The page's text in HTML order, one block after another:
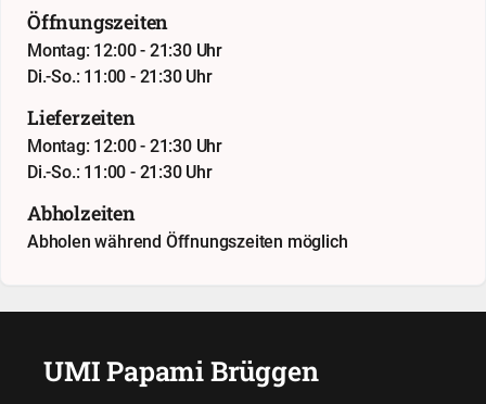
Öffnungszeiten
Montag: 12:00 - 21:30 Uhr
Di.-So.: 11:00 - 21:30 Uhr
Lieferzeiten
Montag: 12:00 - 21:30 Uhr
Di.-So.: 11:00 - 21:30 Uhr
Abholzeiten
Abholen während Öffnungszeiten möglich
UMI Papami Brüggen